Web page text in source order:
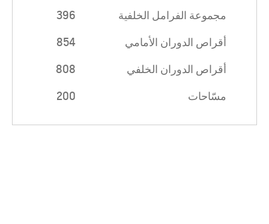
مجموعة الفرامل الخلفية
396
أقراص الدوران الأمامي
854
أقراص الدوران الخلفي
808
مسّاحات
200